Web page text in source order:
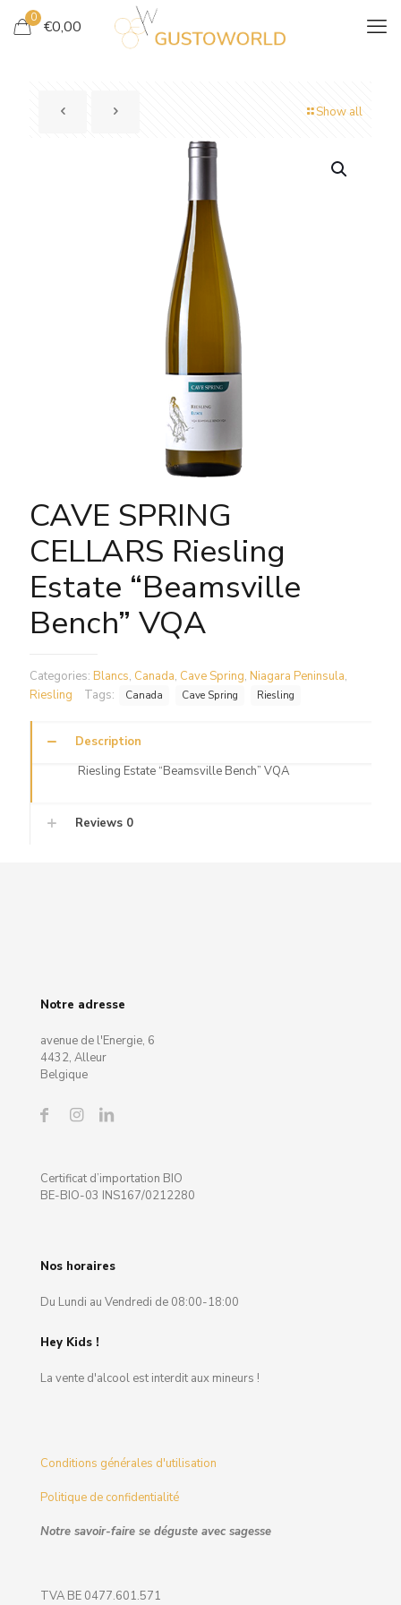
0 €0,00
Show all
CAVE SPRING
CELLARS Riesling
Estate “Beamsville
Bench” VQA
Categories: Blancs, Canada, Cave Spring, Niagara Peninsula,
Riesling
Tags: Canada Cave Spring Riesling
Description
Riesling Estate “Beamsville Bench” VQA
Reviews 0
Notre adresse
avenue de l'Energie, 6
4432, Alleur
Belgique
Certificat d’importation BIO
BE-BIO-03 INS167/0212280
Nos horaires
Du Lundi au Vendredi de 08:00-18:00
Hey Kids !
La vente d'alcool est interdit aux mineurs !
Conditions générales d'utilisation
Politique de confidentialité
Notre savoir-faire se déguste avec sagesse
TVA BE 0477.601.571